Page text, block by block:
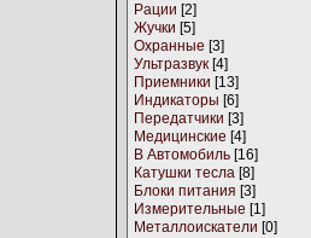
Рации [2]
Жучки [5]
Охранные [3]
Ультразвук [4]
Приемники [13]
Индикаторы [6]
Передатчики [3]
Медицинские [4]
В Автомобиль [16]
Катушки тесла [8]
Блоки питания [3]
Измерительные [1]
Металлоискатели [0]